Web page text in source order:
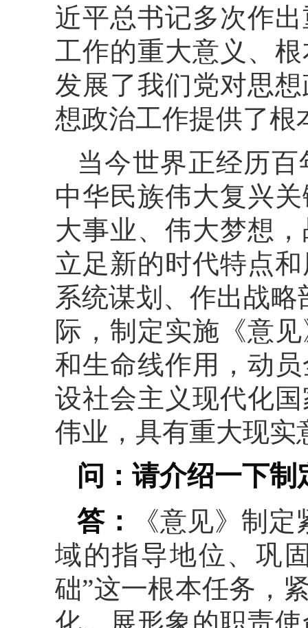
近平总书记多次作
工作的重大意义、
发展了我们党对思
想政治工作提供了根
当今世界正经历
中华民族伟大复兴
大事业、伟大梦想
立足新的时代特点
系统谋划、作出战
际，制定实施《意
和生命线作用，动
设社会主义现代化
伟业，具有重大现实
问：请介绍一下
答：
《意见》制
域的指导地位、巩
础”这一根本任务，